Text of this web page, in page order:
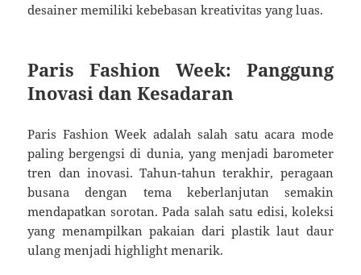
desainer memiliki kebebasan kreativitas yang luas.
Paris Fashion Week: Panggung
Inovasi dan Kesadaran
Paris Fashion Week adalah salah satu acara mode
paling bergengsi di dunia, yang menjadi barometer
tren dan inovasi. Tahun-tahun terakhir, peragaan
busana dengan tema keberlanjutan semakin
mendapatkan sorotan. Pada salah satu edisi, koleksi
yang menampilkan pakaian dari plastik laut daur
ulang menjadi highlight menarik.